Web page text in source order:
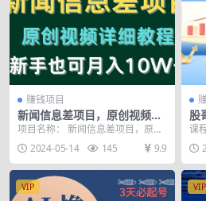
赚钱项目
新闻信息差项目，原创视频详
细教程，新手也可月入10W+
项目名称： 新闻信息差项目，原创
视频详细教程，新手也可月入10W+
项目介绍： ...
2024-05-14 145 9.9
股
套
大
课
期
股
VIP VIP